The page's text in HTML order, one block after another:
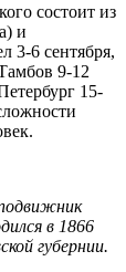
состоит из
и
3-6 сентября,
9-12
15-
в 1866
губернии.